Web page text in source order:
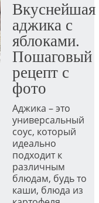
Вкуснейшая
аджика с
яблоками.
Пошаговый
рецепт с
фото
Аджика – это
универсальный
соус, который
идеально
подходит к
различным
блюдам, будь то
каши, блюда из